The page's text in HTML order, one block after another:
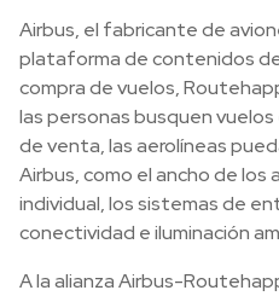
Airbus, el fabricante de
plataforma de contenidos
compra de vuelos,
las personas busquen
de venta, las aerolíneas
Airbus, como el ancho de los
individual, los sistemas de
conectividad e iluminación
A la alianza Airbus-